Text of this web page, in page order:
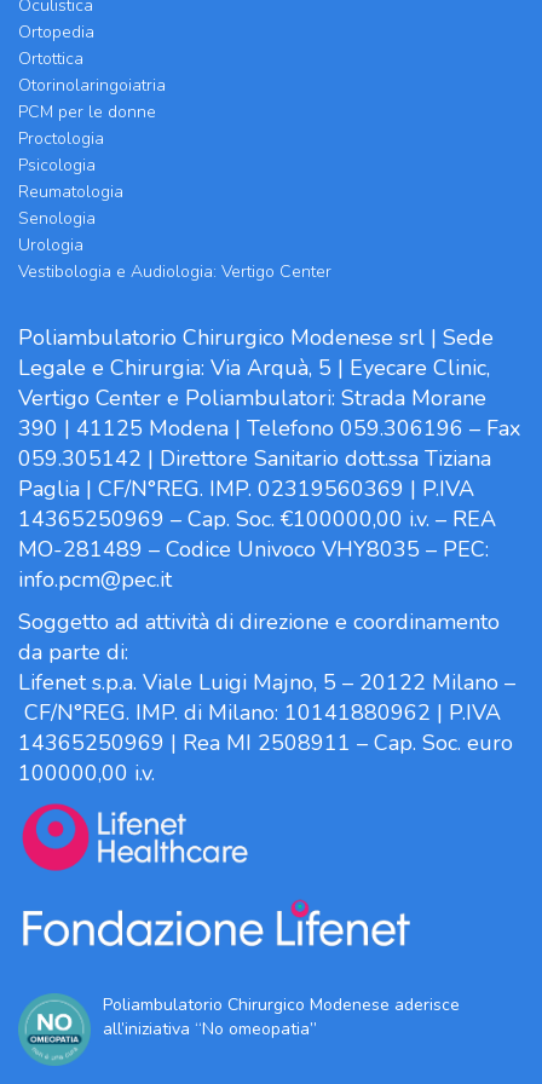
Oculistica
Ortopedia
Ortottica
Otorinolaringoiatria
PCM per le donne
Proctologia
Psicologia
Reumatologia
Senologia
Urologia
Vestibologia e Audiologia: Vertigo Center
Poliambulatorio Chirurgico Modenese srl | Sede
Legale e Chirurgia: Via Arquà, 5 | Eyecare Clinic,
Vertigo Center e Poliambulatori: Strada Morane
390 | 41125 Modena | Telefono 059.306196 – Fax
059.305142 | Direttore Sanitario dott.ssa Tiziana
Paglia | CF/N°REG. IMP. 02319560369 | P.IVA
14365250969 – Cap. Soc. €100000,00 i.v. – REA
MO-281489 – Codice Univoco VHY8035 – PEC:
info.pcm@pec.it
Soggetto ad attività di direzione e coordinamento
da parte di:
Lifenet s.p.a. Viale Luigi Majno, 5 – 20122 Milano –
CF/N°REG. IMP. di Milano: 10141880962 | P.IVA
14365250969 | Rea MI 2508911 – Cap. Soc. euro
100000,00 i.v.
Poliambulatorio Chirurgico Modenese aderisce
all’iniziativa “No omeopatia”